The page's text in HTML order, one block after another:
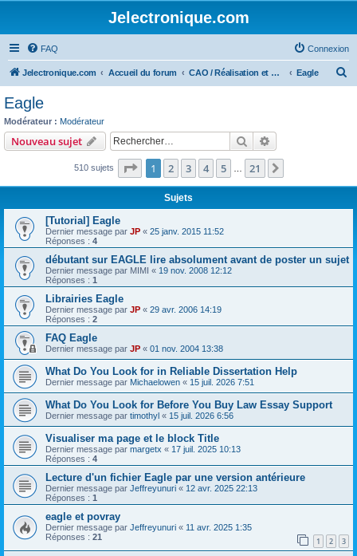
Jelectronique.com
FAQ Connexion
Jelectronique.com Accueil du forum CAO / Réalisation et montage de PCB Eagle
c
Eagle
Modérateur : Modérateur
Nouveau sujet Rechercher
510 sujets Page 1sur21
1 2 3 4 5 21
Sujets
[Tutorial] Eagle
Dernier message par JP « 25 janv. 2015 11:52
Réponses : 4
débutant sur EAGLE lire absolument avant de poster un sujet
Dernier message par MIMI « 19 nov. 2008 12:12
Réponses : 1
Librairies Eagle
Dernier message par JP « 29 avr. 2006 14:19
Réponses : 2
FAQ Eagle
Dernier message par JP « 01 nov. 2004 13:38
What Do You Look for in Reliable Dissertation Help
Dernier message par Michaelowen « 15 juil. 2026 7:51
What Do You Look for Before You Buy Law Essay Support
Dernier message par timothyl « 15 juil. 2026 6:56
Visualiser ma page et le block Title
Dernier message par margetx « 17 juil. 2025 10:13
Réponses : 4
Lecture d'un fichier Eagle par une version antérieure
Dernier message par Jeffreyunuri « 12 avr. 2025 22:13
Réponses : 1
eagle et povray
Dernier message par Jeffreyunuri « 11 avr. 2025 1:35
Réponses : 21 1 2 3